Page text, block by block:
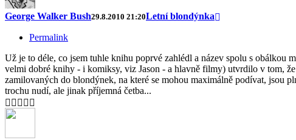
George Walker Bush29.8.2010 21:20Letní blondýnka
Permalink
Už je to déle, co jsem tuhle knihu poprvé zahlédl a název spolu s
velmi dobré knihy - i komiksy, viz Jason - a hlavně filmy) utvrdilo v tom,
zamilovaných do blondýnek, na které se mohou maximálně podívat, jsou
trochu nudí, ale jinak příjemná četba...